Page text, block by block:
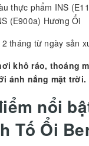
thực phẩm INS
(E900a) Hương Ổi
tháng từ ngày sản
khô ráo, thoáng
ánh nắng mặt trời.
nổi
Tố Ổi